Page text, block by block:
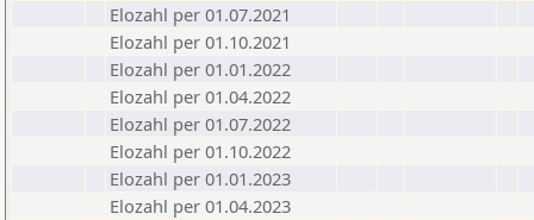
Elozahl per 01.07.2021
Elozahl per 01.10.2021
Elozahl per 01.01.2022
Elozahl per 01.04.2022
Elozahl per 01.07.2022
Elozahl per 01.10.2022
Elozahl per 01.01.2023
Elozahl per 01.04.2023